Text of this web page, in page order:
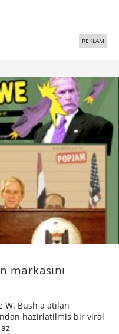
REKLAM
markasını
W. Bush a atilan
hazirlatilmis bir viral